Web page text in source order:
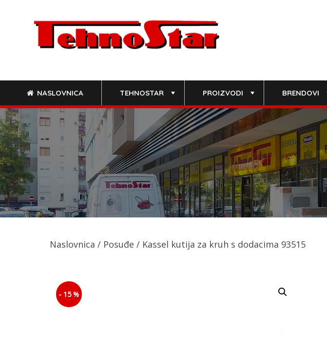
NASLOVNICA TEHNOSTAR PROIZVODI BRENDOVI
Naslovnica / Posuđe / Kassel kutija za kruh s dodacima 93515
- 15 %